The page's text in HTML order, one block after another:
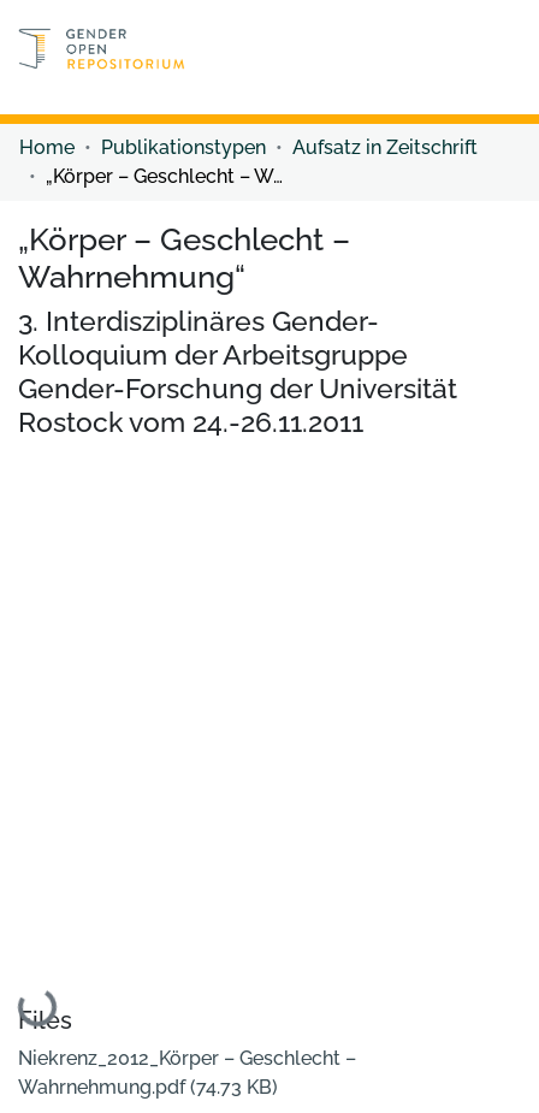
Discover content
Home Publikationstypen
Aufsatz in Zeitschrift
„Körper – Geschlecht – Wahrnehmung“
„Körper – Geschlecht –
Wahrnehmung“
3. Interdisziplinäres Gender-
Kolloquium der Arbeitsgruppe
Gender-Forschung der Universität
Rostock vom 24.-26.11.2011
Loading...
Files
Niekrenz_2012_Körper – Geschlecht –
Wahrnehmung.pdf(74.73 KB)